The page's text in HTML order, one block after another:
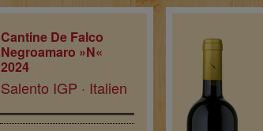
Cantine De Falco
Negroamaro »N«
2024
Salento IGP · Italien